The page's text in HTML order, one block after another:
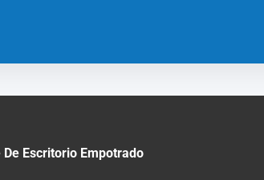
De Escritorio Empotrado